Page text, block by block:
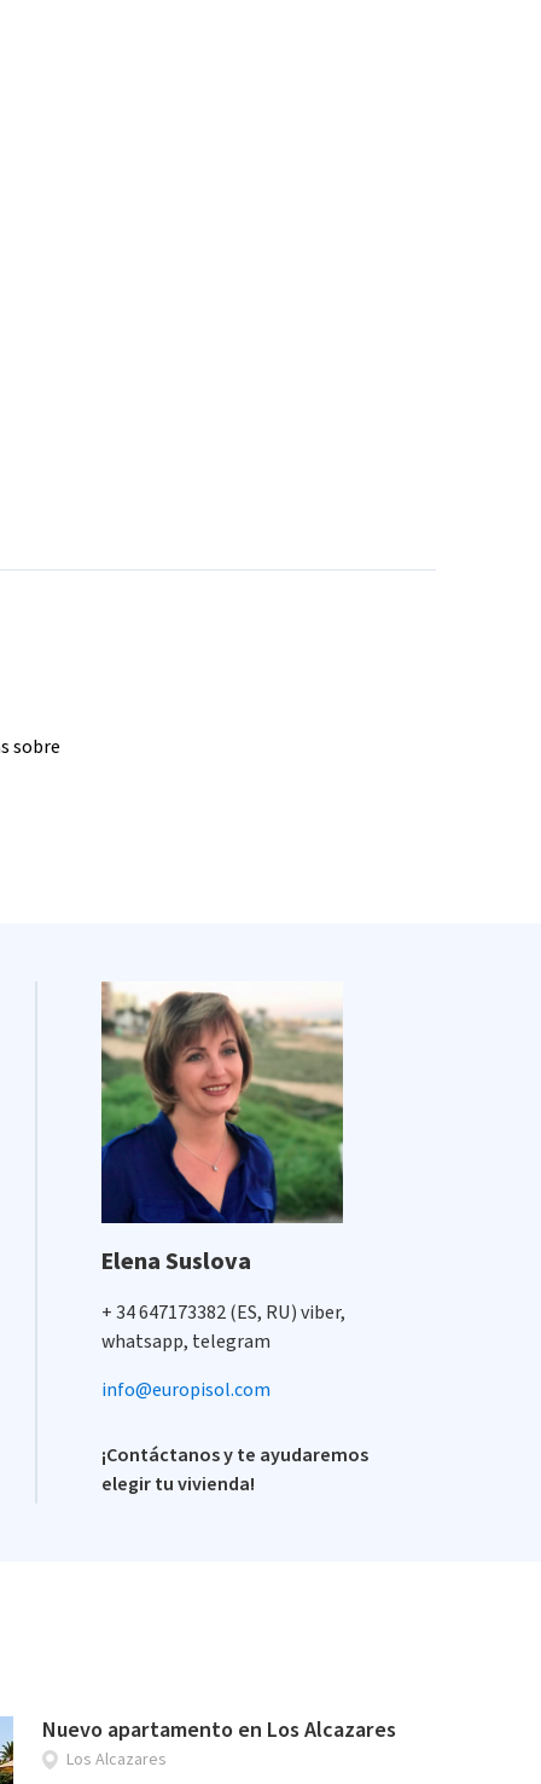
sobre
Elena Suslova
+ 34 647173382 (ES, RU) viber,
whatsapp, telegram
info@europisol.com
¡Contáctanos y te ayudaremos
elegir tu vivienda!
Nuevo apartamento en Los Alcazares
Los Alcazares